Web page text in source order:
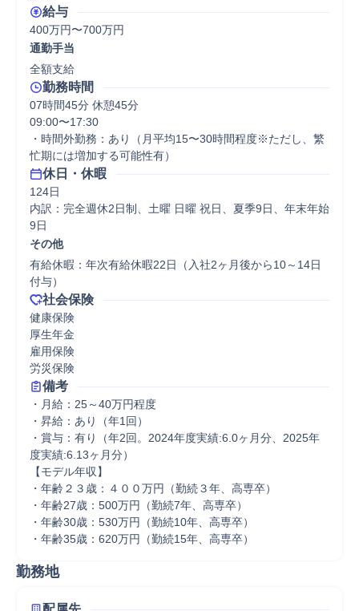
給与
400万円〜700万円
通勤手当
全額支給
勤務時間
07時間45分 休憩45分
09:00〜17:30
・時間外勤務：あり（月平均15〜30時間程度※ただし、繁
忙期には増加する可能性有）
休日・休暇
124日
内訳：完全週休2日制、土曜 日曜 祝日、夏季9日、年末年始
9日
その他
有給休暇：年次有給休暇22日（入社2ヶ月後から10～14日
付与）
社会保険
健康保険
厚生年金
雇用保険
労災保険
備考
・月給：25～40万円程度
・昇給：あり（年1回）
・賞与：有り（年2回。2024年度実績:6.0ヶ月分、2025年
度実績:6.13ヶ月分）
【モデル年収】
・年齢２３歳：４００万円（勤続３年、高専卒）
・年齢27歳：500万円（勤続7年、高専卒）
・年齢30歳：530万円（勤続10年、高専卒）
・年齢35歳：620万円（勤続15年、高専卒）
勤務地